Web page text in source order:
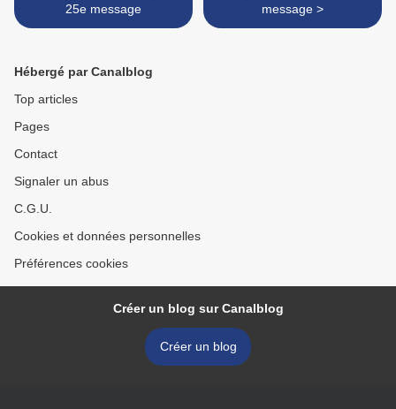
25e message
message >
Hébergé par Canalblog
Top articles
Pages
Contact
Signaler un abus
C.G.U.
Cookies et données personnelles
Préférences cookies
Créer un blog sur Canalblog
Créer un blog